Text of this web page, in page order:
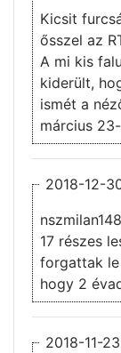
Kicsit
ősszel az
A mi kis
kiderült,
ismét a
március
2018-12-
17 részes
forgattak le
hogy 2
2018-11-